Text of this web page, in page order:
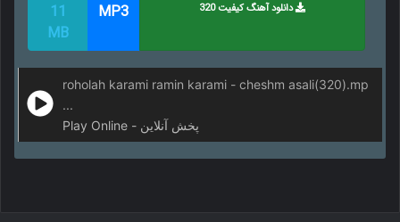
دانلود آهنگ کیفیت 320 MP3
11
MB
roholah karami ramin karami - cheshm asali(320).mp
...
Play Online - پخش آنلاین